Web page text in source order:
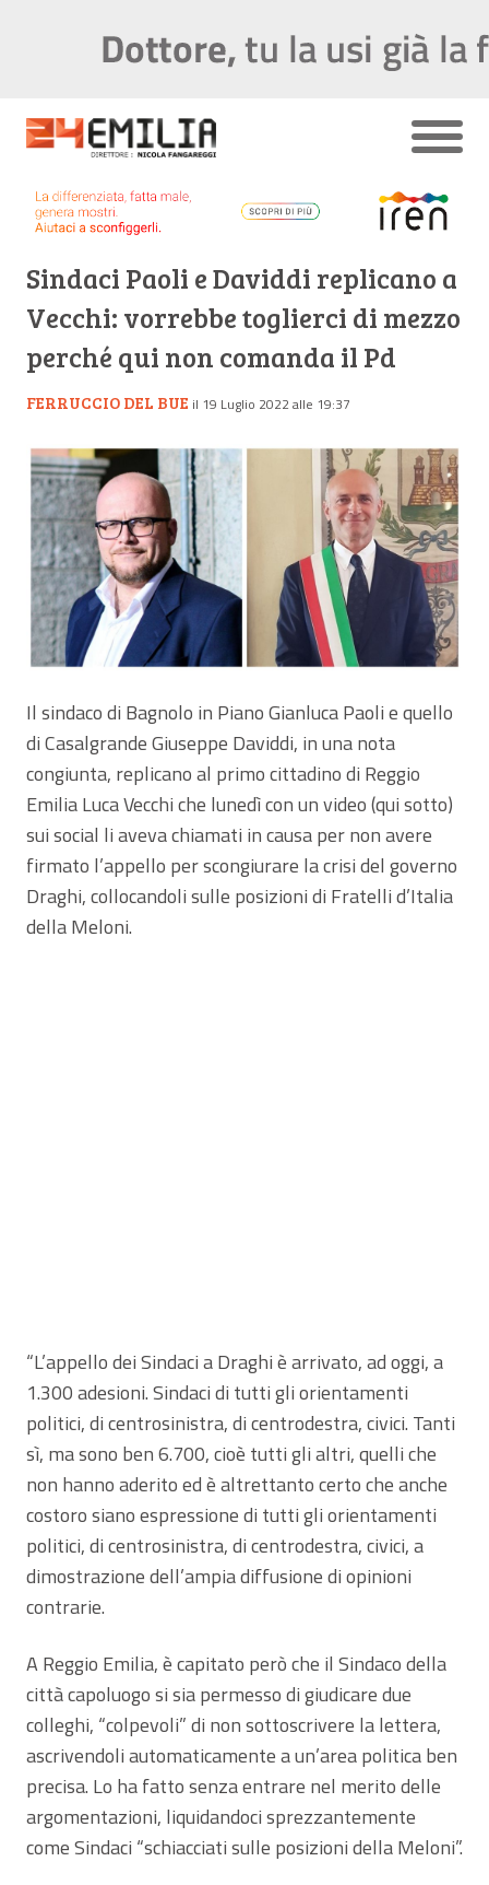
Sindaci Paoli e Daviddi replicano a
Vecchi: vorrebbe toglierci di mezzo
perché qui non comanda il Pd
FERRUCCIO DEL BUE il 19 Luglio 2022 alle 19:37
Il sindaco di Bagnolo in Piano Gianluca Paoli e quello
di Casalgrande Giuseppe Daviddi, in una nota
congiunta, replicano al primo cittadino di Reggio
Emilia Luca Vecchi che lunedì con un video (qui sotto)
sui social li aveva chiamati in causa per non avere
firmato l’appello per scongiurare la crisi del governo
Draghi, collocandoli sulle posizioni di Fratelli d’Italia
della Meloni.
“L’appello dei Sindaci a Draghi è arrivato, ad oggi, a
1.300 adesioni. Sindaci di tutti gli orientamenti
politici, di centrosinistra, di centrodestra, civici. Tanti
sì, ma sono ben 6.700, cioè tutti gli altri, quelli che
non hanno aderito ed è altrettanto certo che anche
costoro siano espressione di tutti gli orientamenti
politici, di centrosinistra, di centrodestra, civici, a
dimostrazione dell’ampia diffusione di opinioni
contrarie.
A Reggio Emilia, è capitato però che il Sindaco della
città capoluogo si sia permesso di giudicare due
colleghi, “colpevoli” di non sottoscrivere la lettera,
ascrivendoli automaticamente a un’area politica ben
precisa. Lo ha fatto senza entrare nel merito delle
argomentazioni, liquidandoci sprezzantemente
come Sindaci “schiacciati sulle posizioni della Meloni”.